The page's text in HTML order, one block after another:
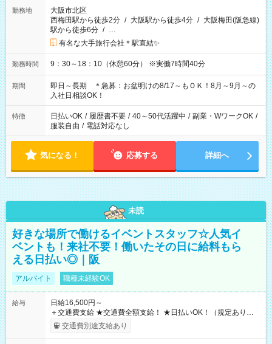
勤務地
大阪市北区
西梅田駅から徒歩2分 / 大阪駅から徒歩4分 / 大阪梅田(阪急線)
駅から徒歩6分 / …
有名な大手旅行会社＊駅直結✨
勤務時間 9：30～18：10（休憩60分） ※実働7時間40分
期間
即日～長期 ＊急募：お盆明けの8/17～もＯＫ！8月～9月～の
入社日相談OK！
特徴 日払いOK / 履歴書不要 / 40～50代活躍中 / 副業・WワークOK /
服装自由 / 電話対応なし
気になる！ 応募する 詳細へ
未読
好きな場所で働けるイベントスタッフ☆人気イ
ベントも！来社不要！働いたその日に給料もら
える日払い◎｜阪
アルバイト 職種未経験OK
給与
日給16,500円～
＋交通費支給 ★交通費全額支給！ ★日払いOK！（規定あり） ┗
働いたその日に現金GET♪ お仕事後はコンビニATMから 日払
交通費別途支給あり